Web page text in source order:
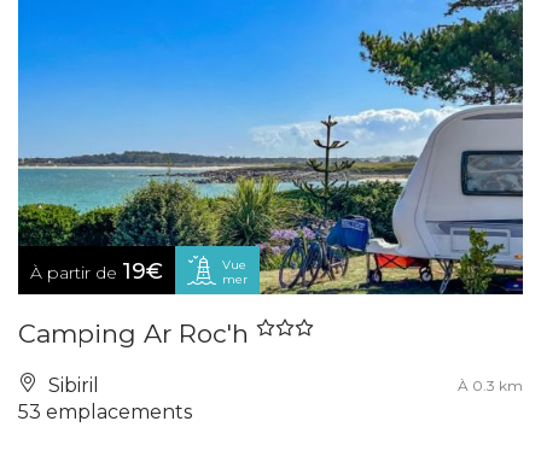
À partir de 19€
Vue
mer
Camping Ar Roc'h
Sibiril À 0.3 km
53 emplacements